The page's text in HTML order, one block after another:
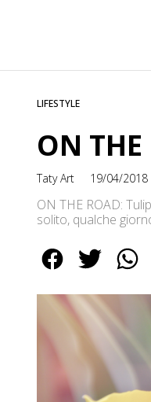
LIFESTYLE
ON
Taty Art 19/04/2018
ON THE ROAD:
solito, qualche
[…]